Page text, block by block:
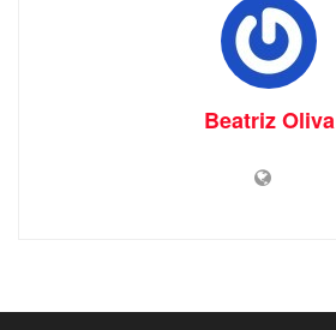
Beatriz Oliva